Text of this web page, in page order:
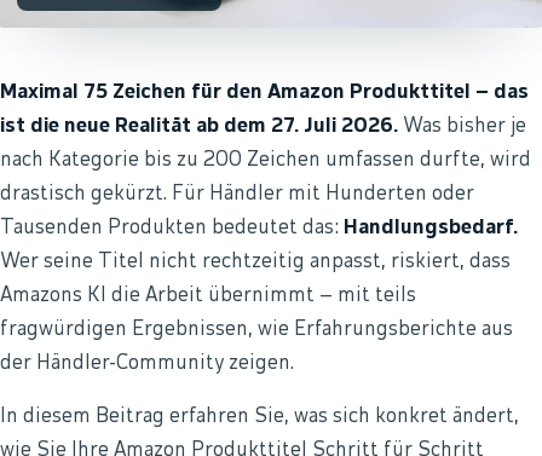
Maximal 75 Zeichen für den Amazon Produkttitel – das
ist die neue Realität ab dem 27. Juli 2026. Was bisher je
nach Kategorie bis zu 200 Zeichen umfassen durfte, wird
drastisch gekürzt. Für Händler mit Hunderten oder
Tausenden Produkten bedeutet das: Handlungsbedarf.
Wer seine Titel nicht rechtzeitig anpasst, riskiert, dass
Amazons KI die Arbeit übernimmt – mit teils
fragwürdigen Ergebnissen, wie Erfahrungsberichte aus
der Händler-Community zeigen.
In diesem Beitrag erfahren Sie, was sich konkret ändert,
wie Sie Ihre Amazon Produkttitel Schritt für Schritt